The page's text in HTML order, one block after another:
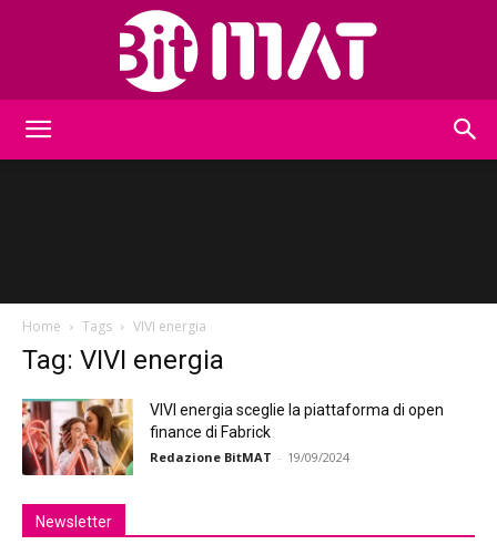
Home Tags VIVI energia
Tag: VIVI energia
VIVI energia sceglie la piattaforma di open
finance di Fabrick
Redazione BitMAT - 19/09/2024
Newsletter